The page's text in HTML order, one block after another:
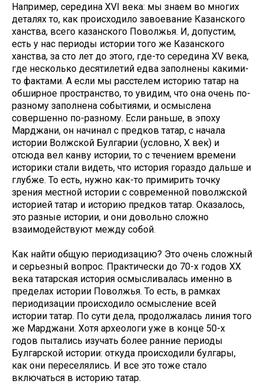
Например, середина XVI века: мы знаем во многих
деталях то, как происходило завоевание Казанского
ханства, всего казанского Поволжья. И, допустим,
есть у нас периоды истории того же Казанского
ханства, за сто лет до этого, где-то середина XV века,
где несколько десятилетий едва заполнены какими-
то фактами. А если мы расстелем историю татар на
обширное пространство, то увидим, что она очень по-
разному заполнена событиями, и осмыслена
совершенно по-разному. Если раньше, в эпоху
Марджани, он начинал с предков татар, с начала
истории Волжской Булгарии (условно, X век) и
отсюда вел канву истории, то с течением времени
историки стали видеть, что история гораздо дальше и
глубже. То есть, нужно как-то примирить точку
зрения местной истории с современной поволжской
историей татар и историю предков татар. Оказалось,
это разные истории, и они довольно сложно
взаимодействуют между собой.
Как найти общую периодизацию? Это очень сложный
и серьезный вопрос. Практически до 70-х годов ХХ
века татарская история осмысливалась именно в
пределах истории Поволжья. То есть, в рамках
периодизации происходило осмысление всей
истории татар. По сути дела, продолжалась линия того
же Марджани. Хотя археологи уже в конце 50-х
годов пытались изучать более ранние периоды
Булгарской истории: откуда происходили булгары,
как они переселялись. И все это тоже стало
включаться в историю татар.